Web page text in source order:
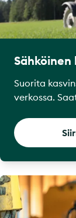
Suorita
verkossa.